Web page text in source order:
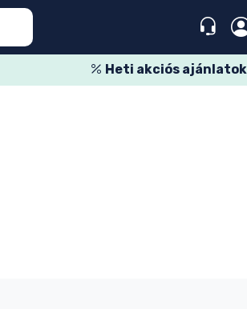
Heti akciós ajánlatok